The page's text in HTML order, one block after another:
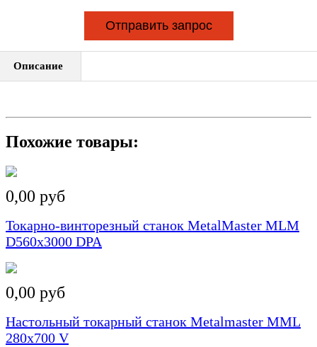
Отправить запрос
Описание
Похожие товары:
0,00 руб
Токарно-винторезный станок MetalMaster MLM
D560x3000 DPA
0,00 руб
Настольный токарный станок Metalmaster MML
280x700 V